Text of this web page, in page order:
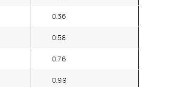
0.36
0.58
0.76
0.99